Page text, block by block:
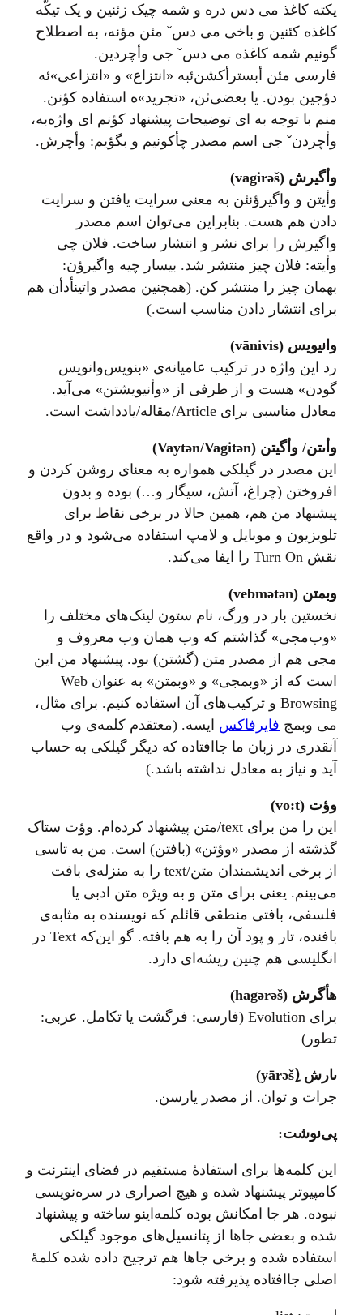
یکته کاغذ می دس دره و شمه چیک زئنین و یک تیکّه
کاغذه کئنین و باخی می دسˇ مئن مؤنه، به اصطلاح
گونیم شمه کاغذه می دسˇ جی وأچردین.
فارسی مئن أبسترأکشن‌ئبه «انتزاع» و «انتزاعی»ئه
دؤجین بودن. یا بعضی‌ئن، «تجرید»ه استفاده کؤنن.
منم با توجه به ای توضیحات پیشنهاد کؤنم ای واژه‌به،
وأچردنˇ جی اسم مصدر چأکونیم و بگؤیم: وأچرش.
وأگیرش (vagirəš)
وأیتن و واگیرؤنئن به معنی سرایت یافتن و سرایت
دادن هم هست. بنابراین می‌توان اسم مصدر
واگیرش را برای نشر و انتشار ساخت. فلان چی
وأیته: فلان چیز منتشر شد. بیسار چیه واگیرؤن:
بهمان چیز را منتشر کن. (همچنین مصدر واتينأدأن هم
برای انتشار دادن مناسب است.)
وانیویس (vānivis)
رد این واژه در ترکیب عامیانه‌ی «بنویس‌وانویس
گودن» هست و از طرفی از «وأنیویشتن» می‌آید.
معادل مناسبی برای Article/مقاله/یادداشت است.
وأىتن/ وأگیتن (Vaytən/Vagitən)
این مصدر در گیلکی همواره به معنای روشن کردن و
افروختن (چراغ، آتش، سیگار و…) بوده و بدون
پیشنهاد من هم، همین حالا در برخی نقاط برای
تلویزیون و موبایل و لامپ استفاده می‌شود و در واقع
نقش Turn On را ایفا می‌کند.
وبمتن (vebmətən)
نخستین بار در ورگ، نام ستون لینک‌های مختلف را
«وب‌مجی» گذاشتم که وب همان وب معروف و
مجی هم از مصدر متن (گشتن) بود. پیشنهاد من این
است که از «وبمجی» و «وبمتن» به عنوان Web
Browsing و ترکیب‌های آن استفاده کنیم. برای مثال،
می وبمج فایرفاکس ایسه. (معتقدم کلمه‌ی وب
آنقدری در زبان ما جاافتاده که دیگر گیلکی به حساب
آید و نیاز به معادل نداشته باشد.)
وؤت (vo:t)
این را من برای text/متن پیشنهاد کرده‌ام. وؤت ستاک
گذشته از مصدر «وؤتن» (بافتن) است. من به تاسی
از برخی اندیشمندان متن/text را به منزله‌ی بافت
می‌بینم. یعنی برای متن و به ویژه متن ادبی یا
فلسفی، بافتی منطقی قائلم که نویسنده به مثابه‌ی
بافنده، تار و پود آن را به هم بافته. گو این‌که Text در
انگلیسی هم چنین ریشه‌ای دارد.
هأگرش (hagərəš)
برای Evolution (فارسی: فرگشت یا تکامل. عربی:
تطور)
ىارش (ِyārəš)
جرات و توان. از مصدر یارسن.
پی‌نوشت:
این کلمه‌ها برای استفادهٔ مستقیم در فضای اینترنت و
کامپیوتر پيشنهاد شده و هیچ اصراری در سره‌نویسی
نبوده. هر جا امکانش بوده کلمه‌اینو ساخته و پیشنهاد
شده و بعضی جاها از پتانسیل‌های موجود گیلکی
استفاده شده و برخی جاها هم ترجیح داده شده کلمهٔ
اصلی جاافتاده پذیرفته شود: